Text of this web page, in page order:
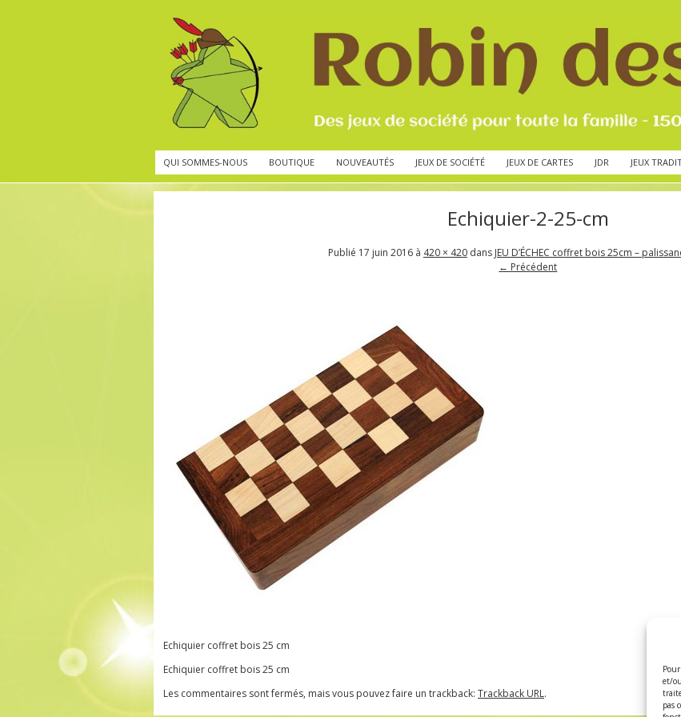
et/
pas
QUI SOMMES-NOUS BOUTIQUE NOUVEAUTÉS JEUX DE SOCIÉTÉ JEUX DE CARTES JDR JEUX
Echiquier-2-25-cm
Publié 17 juin 2016à 420 × 420dans JEU D’ÉCHEC coffret bois 25cm –
← Précédent
Echiquier coffret bois 25 cm
Echiquier coffret bois 25 cm
Les commentaires sont fermés, mais vous pouvez faire un trackback: Trackback URL.